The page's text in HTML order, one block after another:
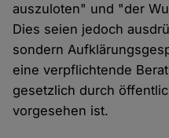
auszuloten" und "der
Dies seien jedoch
sondern
eine verpflichtende
gesetzlich durch
vorgesehen ist.